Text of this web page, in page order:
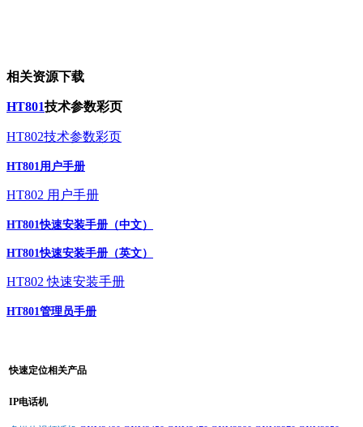
相关资源下载
HT801技术参数彩页
HT802技术参数彩页
HT801用户手册
HT802 用户手册
HT801快速安装手册（中文）
HT801快速安装手册（英文）
HT802 快速安装手册
HT801管理员手册
快速定位相关产品
IP电话机